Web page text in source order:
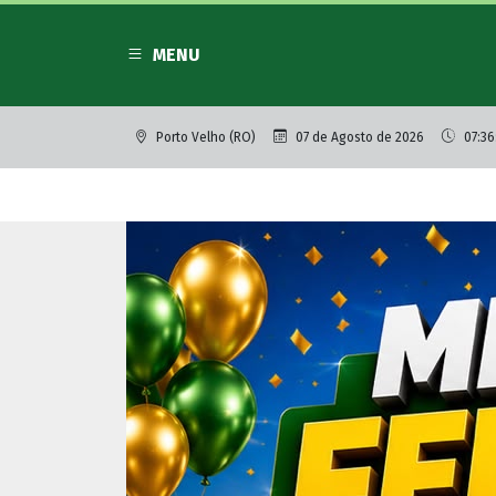
MENU
Porto Velho (RO) 07 de Agosto de 2026